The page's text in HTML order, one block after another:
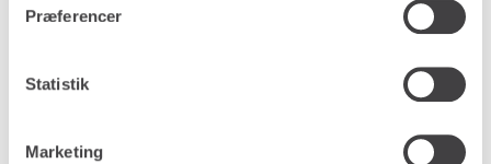
Præferencer
Statistik
Marketing
TELESKOPLÆSSER – 6,0 M